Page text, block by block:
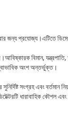
জন্য প্রযোজ্য।এটিতে
বিমান,
অংশ অন্তর্ভুক্ত।
সংগ্রহ এবং বর্তমান
ধারাবাহিক কৌশল